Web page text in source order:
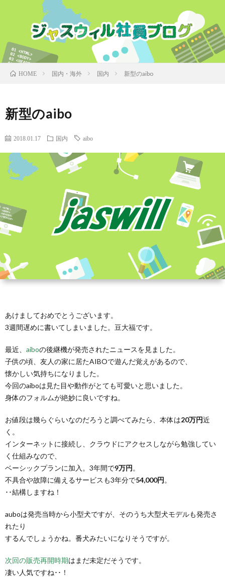
HOME 国内・海外 国内 新型のaibo
新型のaibo
2018.01.17 国内 aibo
あけましておめでとうございます。
3週間遅めに書いてしまいました。豆大福です。
最近、 aiboの後継機が発売されたニュースを見ました。
子供の頃、友人の家に居たAIBOで遊んだ覚えがあるので、
懐かしい気持ちになりました。
今回のaiboは見た目や動作がとても可愛いと思いました。
身体のフォルムが絶妙に良いですね。
お値段は幾らぐらいなのだろうと調べてみたら、本体は20万円近
く。
インターネットに接続し、クラウドにアクセスしながら勉強してい
く仕組みなので、
ベーシックプランに加入。3年間で9万円。
不具合や故障に備えるサービスも3年分で54,000円。
･･結構しますね！
auboは発売当時から小型犬ですが、そのうち大型犬モデルも発売さ
れたり
するんでしょうかね。番犬みたいになりそうですが。
次回の販売再開時期はまだ未定だそうです。
凄い人気ですね･･！